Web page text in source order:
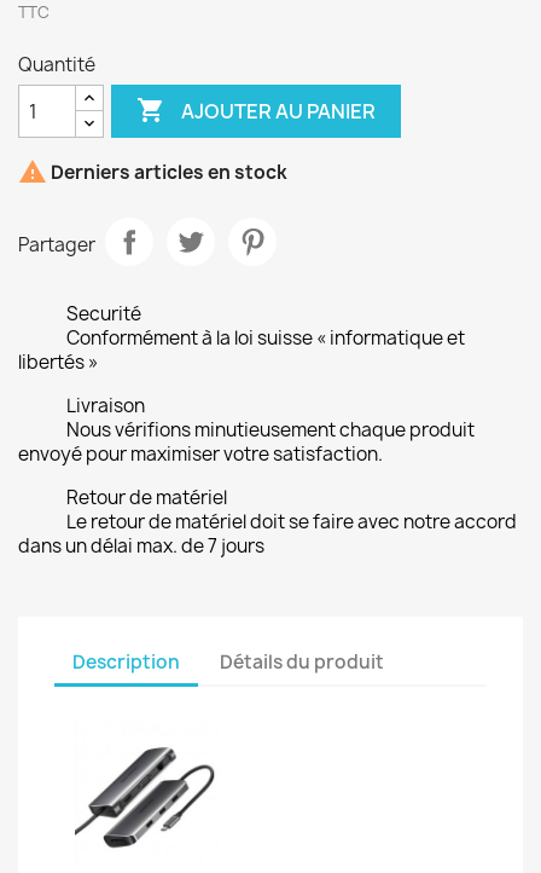
TTC
Quantité
 AJOUTER AU PANIER
 Derniers articles en stock
Partager
Securité
Conformément à la loi suisse « informatique et
libertés »
Livraison
Nous vérifions minutieusement chaque produit
envoyé pour maximiser votre satisfaction.
Retour de matériel
Le retour de matériel doit se faire avec notre accord
dans un délai max. de 7 jours
Description Détails du produit